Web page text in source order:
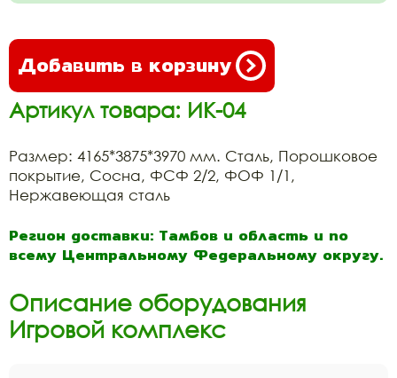
Добавить в корзину
Артикул товара: ИК-04
Размер: 4165*3875*3970 мм. Сталь, Порошковое
покрытие, Сосна, ФСФ 2/2, ФОФ 1/1,
Нержавеющая сталь
Регион доставки: Тамбов и область и по
всему Центральному Федеральному округу.
Описание оборудования
Игровой комплекс